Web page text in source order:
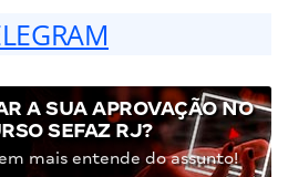
A SUA APROVAÇÃO NO
SEFAZ RJ?
mais entende do assunto!